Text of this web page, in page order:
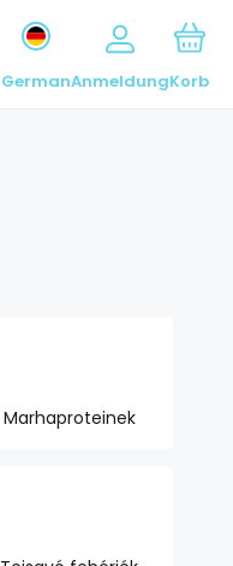
GermanAnmeldungKorb
Marhaproteinek